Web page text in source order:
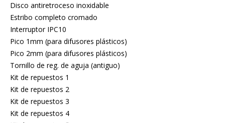
Disco antiretroceso inoxidable
Estribo completo cromado
Interruptor IPC10
Pico 1mm (para difusores plásticos)
Pico 2mm (para difusores plásticos)
Tornillo de reg. de aguja (antiguo)
Kit de repuestos 1
Kit de repuestos 2
Kit de repuestos 3
Kit de repuestos 4